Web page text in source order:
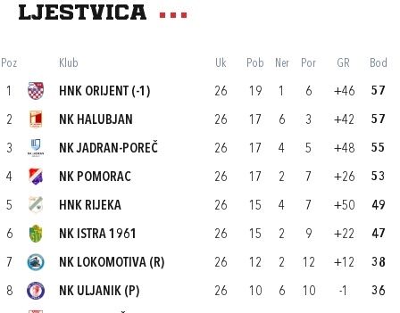
Ljestvica
Poz Klub Uk Pob Ner Por GR Bod
1 HNK ORIJENT (-1) 26 19 1 6 +46 57
2 NK HALUBJAN 26 17 6 3 +42 57
3 NK JADRAN-POREČ 26 17 4 5 +48 55
4 NK POMORAC 26 17 2 7 +26 53
5 HNK RIJEKA 26 15 4 7 +50 49
6 NK ISTRA 1961 26 15 2 9 +22 47
7 NK LOKOMOTIVA (R) 26 12 2 12 +12 38
8 NK ULJANIK (P) 26 10 6 10 -1 36